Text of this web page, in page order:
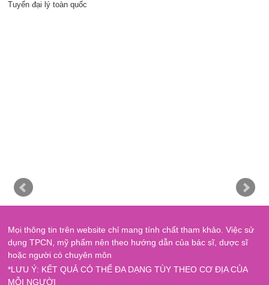
Tuyển đại lý toàn quốc
Mọi thông tin trên website chỉ mang tính chất tham khảo. Việc sử
dụng TPCN, mỹ phẩm nên theo hướng dẫn của bác sĩ, dược sĩ
hoặc người có chuyên môn
*LƯU Ý: KẾT QUẢ CÓ THỂ ĐA DẠNG TÙY THEO CƠ ĐỊA CỦA
MỖI NGƯỜI